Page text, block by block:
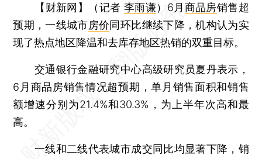
【财新网】（记者李雨谦） 6月 商品房销售超
预期，一线城市房价同环比继续下降，机构认为实
现了热点地区降温和去库存地区热销的双重目标。
交通银行金融研究中心高级研究员夏丹表示，
6月商品房销售情况超预期，单月销售面积和销售
额增速分别为21.4%和30.3%，为上半年次高和最
高。
一线和二线代表城市成交同比均显著下降，销